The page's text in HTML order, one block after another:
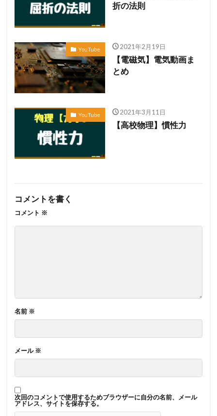
折の法則
YouTube 2021年2月19日
【電磁気】電気動画ま
とめ
YouTube 2021年3月11日
【高校物理】慣性力
コメントを書く
コメント ※
名前 ※
メール ※
次回のコメントで使用するためブラウザーに自分の名前、メール
アドレス、サイトを保存する。